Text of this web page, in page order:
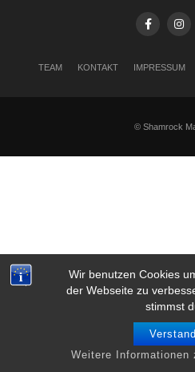
Wir benutzen Cookies
der Webseite zu
stimmst
Weitere Informationen
TEAM KONTAKT IMPRESSUM
© Shamrock